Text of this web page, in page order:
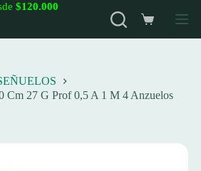
$120.000
Carro
de
Cm 27 G Prof 0,5 A 1 M 4 Anzuelos